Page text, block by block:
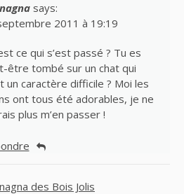
says:
2011 à 19:19
ce qui s’est passé ? Tu es
être tombé sur un chat qui
un caractère difficile ? Moi les
ont tous été adorables, je ne
plus m’en passer !
des Bois Jolis